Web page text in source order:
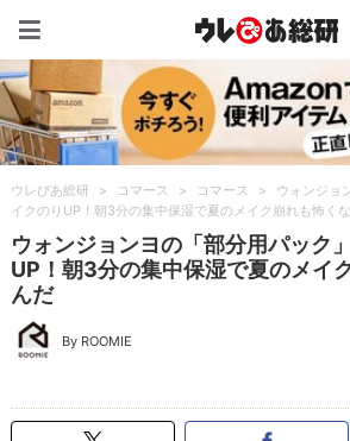
ウレぴあ総研 > コマース > コマース >
ウォンジョ
イクのりUP！朝3分の集中保湿で夏のメイク崩れも怖く
ウォンジョンヨの「部分用パック
UP！朝3分の集中保湿で夏のメイ
んだ
By ROOMIE